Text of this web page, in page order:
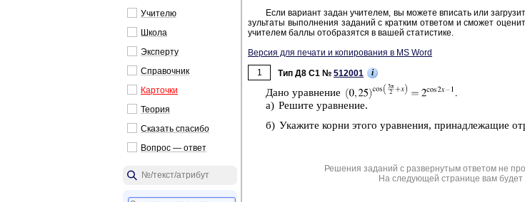
Учи­те­лю
Школа
Экс­пер­ту
Спра­воч­ник
Кар­точ­ки
Тео­рия
Ска­зать спа­си­бо
Во­прос — ответ
Если ва­ри­ант задан учи­те­лем, вы мо­же­те впи­сать или
зуль­та­ты вы­пол­не­ния за­да­ний с крат­ким от­ве­том и смо­жет
учи­те­лем баллы отоб­ра­зят­ся в вашей ста­ти­сти­ке.
Версия для печати и копирования в MS Word
1
Тип Д8 C1 № 512001 i
Дано урав­не­ние
а) Ре­ши­те урав­не­ние.
б) Ука­жи­те корни этого урав­не­ния, при­над­ле­жа­щие
Решения заданий с развернутым ответом не
На следующей странице вам будет